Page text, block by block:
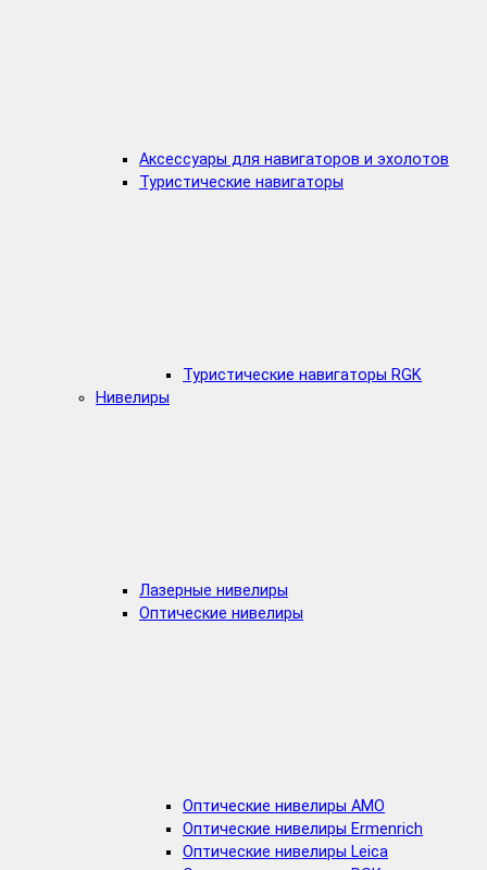
Аксессуары для навигаторов и эхолотов
Туристические навигаторы
Туристические навигаторы RGK
Нивелиры
Лазерные нивелиры
Оптические нивелиры
Оптические нивелиры AMO
Оптические нивелиры Ermenrich
Оптические нивелиры Leica